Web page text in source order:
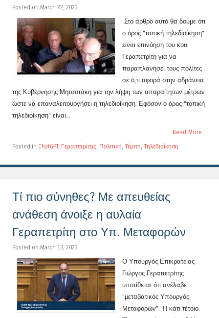
Posted on March 22, 2023
Στο άρθρο αυτό θα δούμε ότι
ο όρος "τοπική τηλεδιοίκηση"
είναι επινόηση του κου.
Γεραπετρίτη για να
παραπλανήσει τους πολίτες
σε ό,τι αφορά στην αδράνεια
της Κυβέρνησης Μητσοτάκη για την λήψη των απαραίτητων μέτρων
ώστε να επαναλειτουργήσει η τηλεδιοίκηση. Εφόσον ο όρος "τοπική
τηλεδιοίκηση" είναι...
Read More
Posted in ChatGPT, Γεραπετρίτης, Πολιτική, Τέμπη, Τηλεδιοίκηση
Τί πιο σύνηθες? Με απευθείας
ανάθεση άνοιξε η αυλαία
Γεραπετρίτη στο Υπ. Μεταφορών
Posted on March 13, 2023
Ο Υπουργός Επικρατείας
Γιώργος Γεραπετρίτης
υποτίθεται ότι ανέλαβε
"μεταβατικός Υπουργός
Μεταφορών". Ή κάτι τέτοιο.